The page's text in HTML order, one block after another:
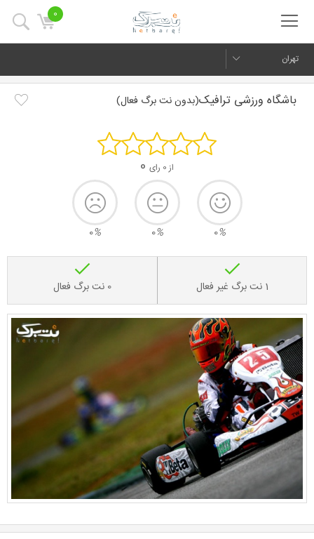
0
تهران
باشگاه ورزشی ترافیک(بدون نت برگ فعال)
از 0 رای 0
0%
0%
0%
1 نت برگ غیر فعال 0 نت برگ فعال